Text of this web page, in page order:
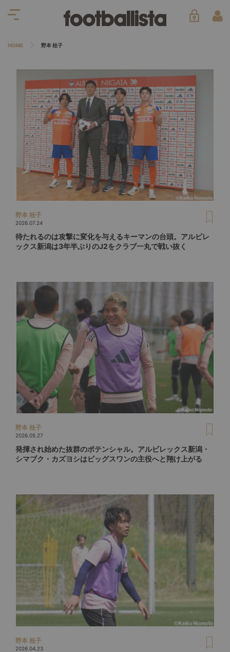
HOME 野本 桂子
野本 桂子
2026.07.24
待たれるのは攻撃に変化を与えるキーマンの台頭。アルビレ
ックス新潟は3年半ぶりのJ2をクラブ一丸で戦い抜く
野本 桂子
2026.05.27
発揮され始めた抜群のポテンシャル。アルビレックス新潟・
シマブク・カズヨシはビッグスワンの主役へと翔け上がる
野本 桂子
2026.04.23